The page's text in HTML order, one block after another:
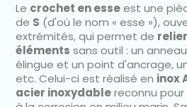
Le crochet en esseest une
de S (d'où le nom « esse »),
extrémités, qui permet de
éléments sans outil : un
élingue et un point d'ancrage,
etc. Celui-ci est réalisé en inox
acier inoxydablereconnu